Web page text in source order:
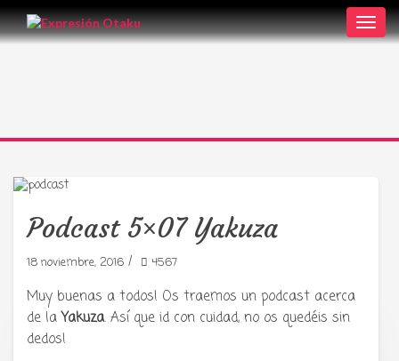
Podcast 5×07 Yakuza
18 noviembre, 2016 / 4567
Muy buenas a todos! Os traemos un podcast acerca
de laYakuza. Así que id con cuidad, no os quedéis sin
dedos!